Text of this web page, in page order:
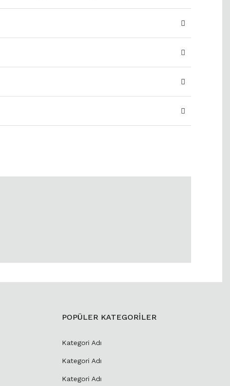
POPÜLER KATEGORİLER
Kategori Adı
Kategori Adı
Kategori Adı